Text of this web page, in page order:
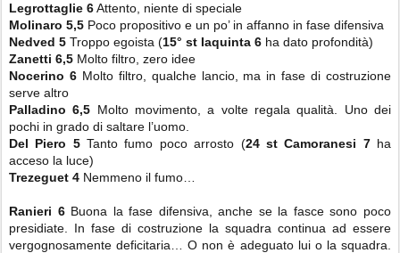
Legrottaglie 6Attento, niente di speciale
Molinaro 5,5 Poco propositivo e un po’ in affanno in fase difensiva
Nedved 5 Troppo egoista (15° st Iaquinta 6 ha dato profondità)
Zanetti 6,5 Molto filtro, zero idee
Nocerino 6Molto filtro, qualche lancio, ma in fase di costruzione
serve altro
Palladino 6,5 Molto movimento, a volte regala qualità. Uno dei
pochi in grado di saltare l’uomo.
Del Piero 5Tanto fumo poco arrosto (24 st Camoranesi 7ha
acceso la luce)
Trezeguet 4 Nemmeno il fumo…
Ranieri 6Buona la fase difensiva, anche se la fasce sono poco
presidiate. In fase di costruzione la squadra continua ad essere
vergognosamente deficitaria… O non è adeguato lui o la squadra.